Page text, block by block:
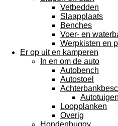
Vetbedden
Slaapplaats
Benches
Voer- en
Werpkisten en
Er op uit en kamperen
In en om de auto
Autobench
Autostoel
Loopplanken
Overig
Hondenbuggy